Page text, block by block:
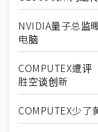
NVIDIA量子总监
电脑
COMPUTEX遭
胜空谈创新
COMPUTEX少